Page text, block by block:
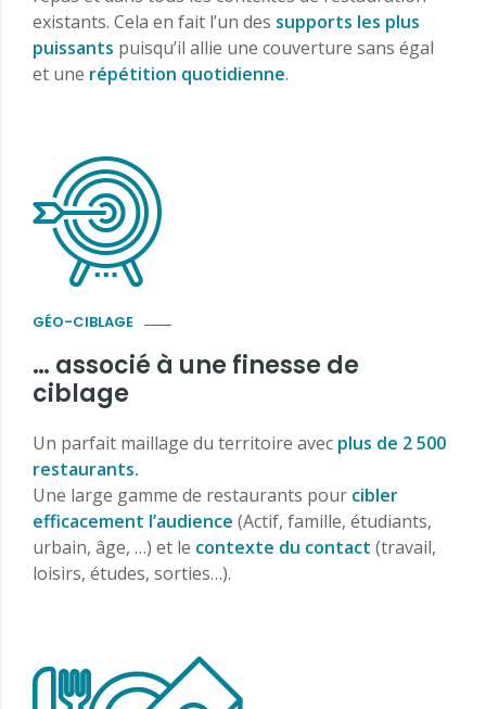
existants. Cela en fait l’un des supports les plus
puissants puisqu’il allie une couverture sans égal
et une répétition quotidienne.
GÉO-CIBLAGE
… associé à une finesse de
ciblage
Un parfait maillage du territoire avec plus de 2 500
restaurants.
Une large gamme de restaurants pour cibler
efficacement l’audience (Actif, famille, étudiants,
urbain, âge, …) et le contexte du contact (travail,
loisirs, études, sorties…).